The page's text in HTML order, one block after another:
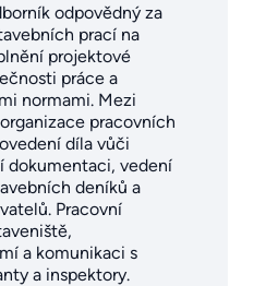
odpovědný za
prací na
projektové
práce a
normami. Mezi
pracovních
díla vůči
dokumentaci, vedení
deníků a
Pracovní
a komunikaci s
a inspektory.